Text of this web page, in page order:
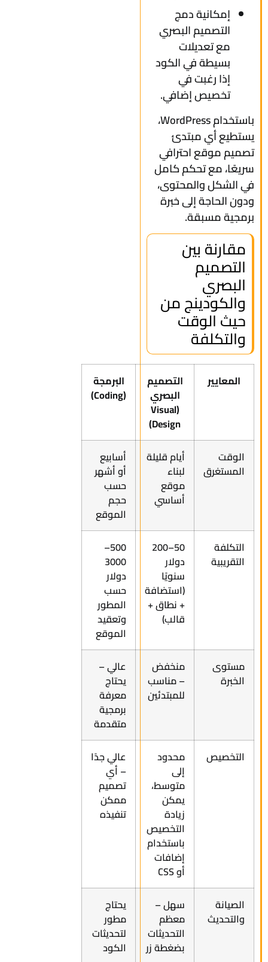
إمكانية دمج
التصميم البصري
مع تعديلات
بسيطة في الكود
إذا رغبت في
تخصيص إضافي.
باستخدام WordPress،
يستطيع أي مبتدئ
تصميم موقع احترافي
سريعًا، مع تحكم كامل
في الشكل والمحتوى،
ودون الحاجة إلى خبرة
برمجية مسبقة.
مقارنة بين
التصميم
البصري
والكودينج من
حيث الوقت
والتكلفة
المعايير
التصميم
البصري
(Visual
Design)
البرمجة
(Coding)
الوقت
المستغرق
أيام قليلة
لبناء
موقع
أساسي
أسابيع
أو أشهر
حسب
حجم
الموقع
التكلفة
التقريبية
50–200
دولار
سنويًا
(استضافة
+ نطاق +
قالب)
500–
3000
دولار
حسب
المطور
وتعقيد
الموقع
مستوى
الخبرة
منخفض
– مناسب
للمبتدئين
عالي –
يحتاج
معرفة
برمجية
متقدمة
التخصيص
محدود
إلى
متوسط،
يمكن
زيادة
التخصيص
باستخدام
إضافات
أو CSS
عالي جدًا
– أي
تصميم
ممكن
تنفيذه
الصيانة
والتحديث
سهل –
معظم
التحديثات
بضغطة زر
يحتاج
مطور
لتحديثات
الكود